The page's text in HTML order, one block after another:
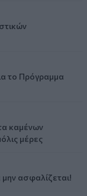
το Πρόγραμμα
καμένων
μέρες
μην ασφαλίζεται!